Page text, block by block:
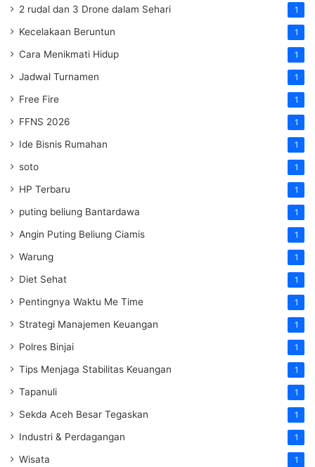
2 rudal dan 3 Drone dalam Sehari 1
Kecelakaan Beruntun 1
Cara Menikmati Hidup 1
Jadwal Turnamen 1
Free Fire 1
FFNS 2026 1
Ide Bisnis Rumahan 1
soto 1
HP Terbaru 1
puting beliung Bantardawa 1
Angin Puting Beliung Ciamis 1
Warung 1
Diet Sehat 1
Pentingnya Waktu Me Time 1
Strategi Manajemen Keuangan 1
Polres Binjai 1
Tips Menjaga Stabilitas Keuangan 1
Tapanuli 1
Sekda Aceh Besar Tegaskan 1
Industri & Perdagangan 1
Wisata 1